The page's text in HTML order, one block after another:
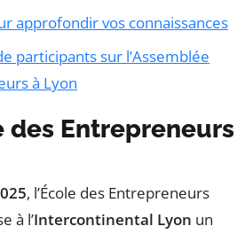
approfondir vos connaissances
participants sur l’Assemblée
à Lyon
des Entrepreneurs
, l’École des Entrepreneurs
à l’Intercontinental Lyon un